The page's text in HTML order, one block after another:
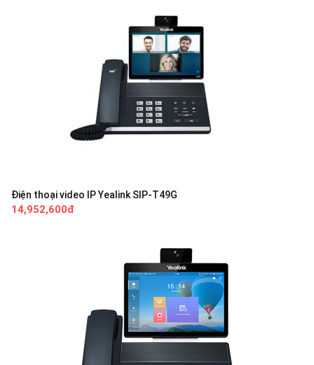
Điện thoại video IP Yealink SIP-T49G
14,952,600đ